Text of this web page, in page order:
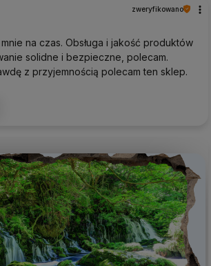
zweryfikowano
na czas. Obsługa i jakość produktów
solidne i bezpieczne, polecam.
z przyjemnością polecam ten sklep.